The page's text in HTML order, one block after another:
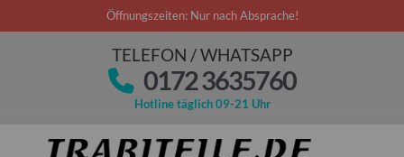
Öffnungszeiten: Nur nach Absprache!
TELEFON / WHATSAPP
0172 3635760
Hotline täglich 09-21 Uhr